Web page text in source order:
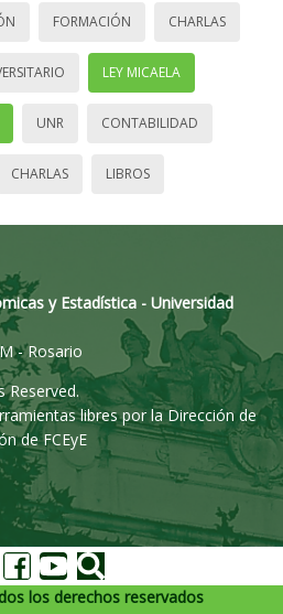
FORMACIÓN CHARLAS
LEY MICAELA
UNR CONTABILIDAD
CHARLAS LIBROS
y Estadística - Universidad
- Rosario
Reserved.
libres por la Dirección de
de FCEyE
los derechos reservados